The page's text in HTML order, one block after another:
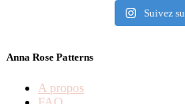
Suivez
Anna Rose Patterns
A propos